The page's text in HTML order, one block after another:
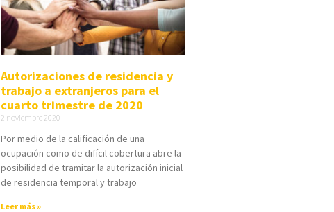
Autorizaciones de residencia y
trabajo a extranjeros para el
cuarto trimestre de 2020
2 noviembre 2020
Por medio de la calificación de una
ocupación como de difícil cobertura abre la
posibilidad de tramitar la autorización inicial
de residencia temporal y trabajo
Leer más »